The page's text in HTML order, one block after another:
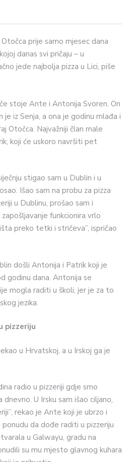
prije samo mjesec dana
danas svi pričaju – u
jede najbolja pizza u Lici, piše
stoje Ante i Antonija Svoren. On
iz Senja, a ona je godinu mlađa i
Otočca. Najvažniji član male
koji će uskoro navršiti pet
stigao sam u Dublin i u
Išao sam na probu za pizza
u Dublinu, prošao sam i
funkcionira vrlo
preko tetki i stričeva”, ispričao
došli Antonija i Patrik koji je
godinu dana. Antonija se
mogla raditi u školi, jer je za to
jezika.
pizzeriju
u Hrvatskoj, a u Irskoj ga je
radio u pizzeriji gdje smo
U Irsku sam išao ciljano,
rekao je Ante koji je ubrzo i
da dođe raditi u pizzeriju
u Galwayu, gradu na
su mu mjesto glavnog kuhara